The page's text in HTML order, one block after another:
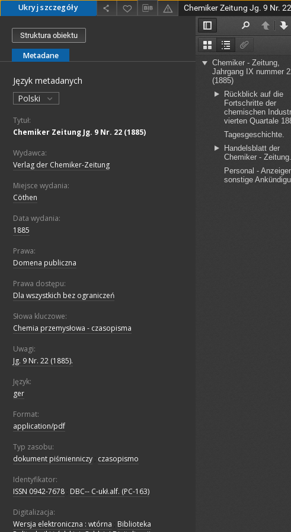
Ukryj szczegóły Chemiker Zeitung Jg. 9 Nr.
Struktura obiektu
Metadane
Język metadanych
Polski
Tytuł:
Chemiker Zeitung Jg. 9 Nr. 22 (1885)
Wydawca:
Verlag der Chemiker-Zeitung
Miejsce wydania:
Cöthen
Data wydania:
1885
Prawa:
Domena publiczna
Prawa dostępu:
Dla wszystkich bez ograniczeń
Słowa kluczowe:
Chemia przemysłowa - czasopisma
Uwagi:
Jg. 9 Nr. 22 (1885).
Język:
ger
Format:
application/pdf
Typ zasobu:
dokument piśmienniczy czasopismo
Identyfikator:
ISSN 0942-7678 DBC-- C-ukł.alf. (PC-163)
Digitalizacja:
Wersja elektroniczna : wtórna
Biblioteka